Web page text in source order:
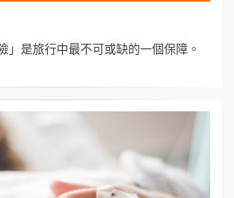
」是旅行中最不可或缺的一個保障。